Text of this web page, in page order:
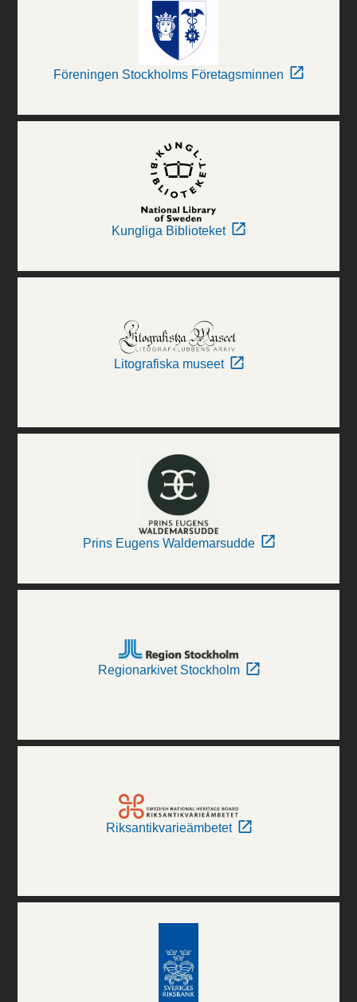
Föreningen Stockholms Företagsminnen
Kungliga Biblioteket
Litografiska museet
Prins Eugens Waldemarsudde
Regionarkivet Stockholm
Riksantikvarieämbetet